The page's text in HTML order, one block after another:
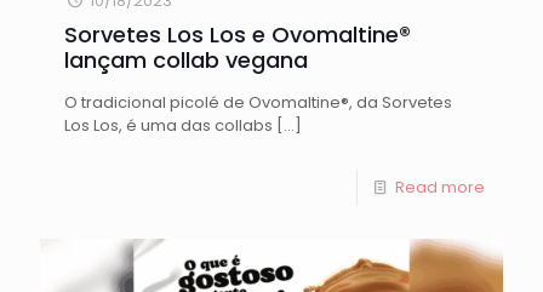
Sorvetes Los Los e Ovomaltine®
lançam collab vegana
O tradicional picolé de Ovomaltine®, da Sorvetes
Los Los, é uma das collabs […]
Read more